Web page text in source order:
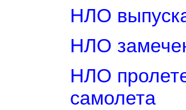
НЛО
НЛО
НЛО
самолета